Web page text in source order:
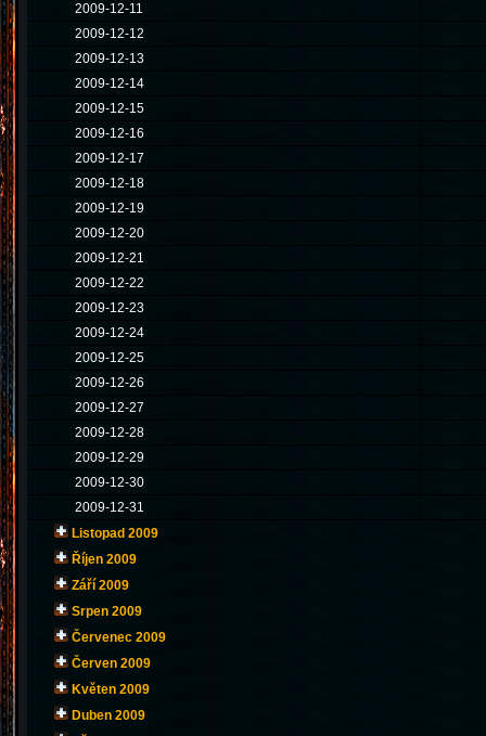
2009-12-11
2009-12-12
2009-12-13
2009-12-14
2009-12-15
2009-12-16
2009-12-17
2009-12-18
2009-12-19
2009-12-20
2009-12-21
2009-12-22
2009-12-23
2009-12-24
2009-12-25
2009-12-26
2009-12-27
2009-12-28
2009-12-29
2009-12-30
2009-12-31
Listopad 2009
Říjen 2009
Září 2009
Srpen 2009
Červenec 2009
Červen 2009
Květen 2009
Duben 2009